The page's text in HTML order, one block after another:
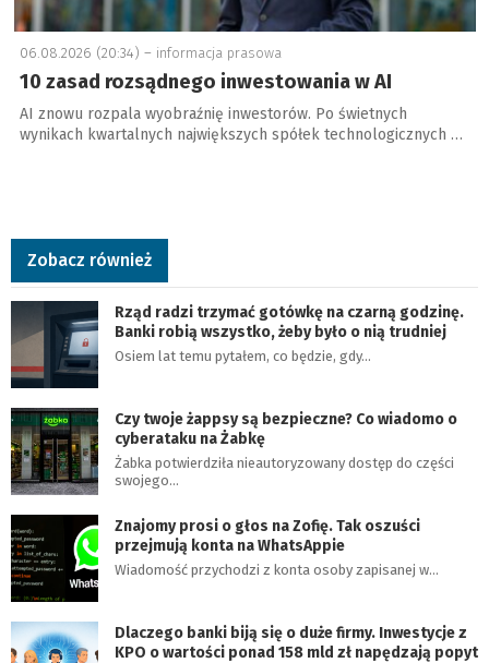
06.08.2026 (20:34) – informacja prasowa
10 zasad rozsądnego inwestowania w AI
AI znowu rozpala wyobraźnię inwestorów. Po świetnych
wynikach kwartalnych największych spółek technologicznych …
Zobacz również
Rząd radzi trzymać gotówkę na czarną godzinę.
Banki robią wszystko, żeby było o nią trudniej
Osiem lat temu pytałem, co będzie, gdy…
Czy twoje żappsy są bezpieczne? Co wiadomo o
cyberataku na Żabkę
Żabka potwierdziła nieautoryzowany dostęp do części
swojego…
Znajomy prosi o głos na Zofię. Tak oszuści
przejmują konta na WhatsAppie
Wiadomość przychodzi z konta osoby zapisanej w…
Dlaczego banki biją się o duże firmy. Inwestycje z
KPO o wartości ponad 158 mld zł napędzają popyt